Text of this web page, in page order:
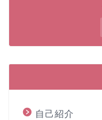
自己紹介